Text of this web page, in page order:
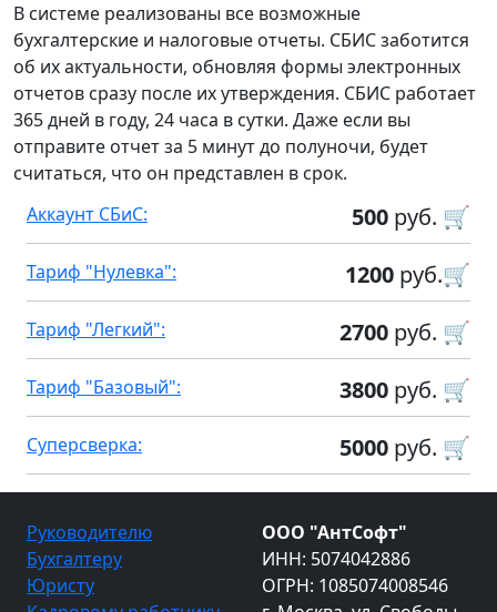
В системе реализованы все возможные
бухгалтерские и налоговые отчеты. СБИС заботится
об их актуальности, обновляя формы электронных
отчетов сразу после их утверждения. СБИС работает
365 дней в году, 24 часа в сутки. Даже если вы
отправите отчет за 5 минут до полуночи, будет
считаться, что он представлен в срок.
500 руб. 🛒
Аккаунт СБиС:
1200 руб.🛒
Тариф "Нулевка":
2700 руб. 🛒
Тариф "Легкий":
3800 руб. 🛒
Тариф "Базовый":
5000 руб. 🛒
Суперсверка:
Руководителю
Бухгалтеру
Юристу
ООО "АнтСофт"
ИНН: 5074042886
ОГРН: 1085074008546